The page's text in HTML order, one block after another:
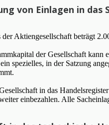
von Einlagen in das
der Aktiengesellschaft beträgt
der Gesellschaft
spezielles, in der Satzung
in das
einbezahlen. Alle